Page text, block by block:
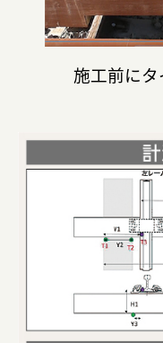
施工前に